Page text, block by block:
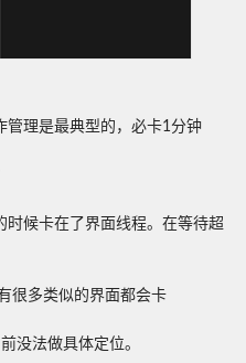
管理是最典型的，必卡1分钟
候卡在了界面线程。在等待超
很多类似的界面都会卡
没法做具体定位。